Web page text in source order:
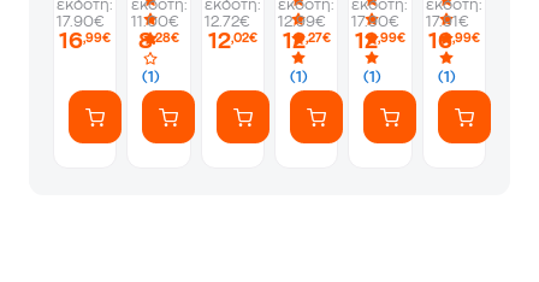
εκδότη:
17.90€
16,99€
(1)
εκδότη:
11.00€
8,28€
εκδότη:
12.72€
12,02€
(1)
εκδότη:
12.99€
12,27€
(1)
εκδότη:
17.90€
12,99€
(1)
εκδότη:
17.91€
16,99€